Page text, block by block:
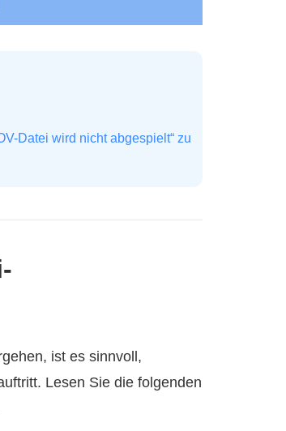
Datei wird nicht abgespielt“ zu
ist es sinnvoll,
Lesen Sie die folgenden